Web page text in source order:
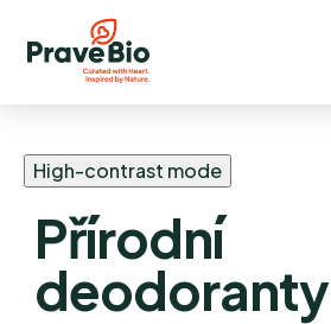
Přejít
High-contrast mode
Přírodní
deodoranty